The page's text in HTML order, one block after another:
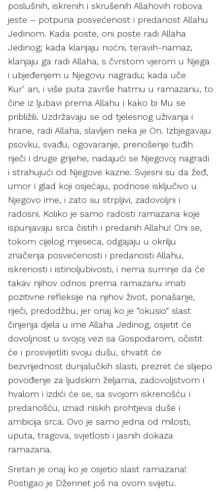
poslušnih, iskrenih i skrušenih Allahovih robova
jeste – potpuna posvećenost i predanost Allahu
Jedinom. Kada poste, oni poste radi Allaha
Jedinog; kada klanjaju noćni, teravih-namaz,
klanjaju ga radi Allaha, s čvrstom vjerom u Njega
i ubjeđenjem u Njegovu nagradu; kada uče
Kurʼan, i više puta završe hatmu u ramazanu, to
čine iz ljubavi prema Allahu i kako bi Mu se
približili. Uzdržavaju se od tjelesnog uživanja i
hrane, radi Allaha, slavljen neka je On. Izbjegavaju
psovku, svađu, ogovaranje, prenošenje tuđih
riječi i druge grijehe, nadajući se Njegovoj nagradi
i strahujući od Njegove kazne. Svjesni su da žeđ,
umor i glad koji osjećaju, podnose isključivo u
Njegovo ime, i zato su strpljivi, zadovoljni i
radosni. Koliko je samo radosti ramazana koje
ispunjavaju srca čistih i predanih Allahu! Oni se,
tokom cijelog mjeseca, odgajaju u okrilju
značenja posvećenosti i predanosti Allahu,
iskrenosti i istinoljubivosti, i nema sumnje da će
takav njihov odnos prema ramazanu imati
pozitivne refleksije na njihov život, ponašanje,
riječi, predodžbu, jer onaj ko je “okusio” slast
činjenja djela u ime Allaha Jedinog, osjetit će
dovoljnost u svojoj vezi sa Gospodarom, očistit
će i prosvijetliti svoju dušu, shvatit će
bezvrijednost dunjalučkih slasti, prezret će slijepo
povođenje za ljudskim željama, zadovoljstvom i
hvalom i izdići će se, sa svojom iskrenošću i
predanošću, iznad niskih prohtjeva duše i
ambicija srca. Ovo je samo jedna od milosti,
uputa, tragova, svjetlosti i jasnih dokaza
ramazana.
Sretan je onaj ko je osjetio slast ramazana!
Postigao je Džennet još na ovom svijetu.